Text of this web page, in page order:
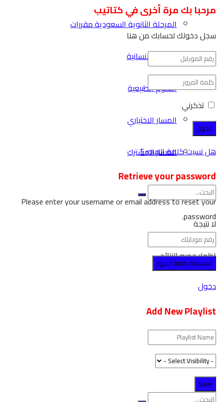
المرحلة الثانوية السعودية مقررات
العلوم الانسانية
العلوم الطبيعية
المسار الاختياري
المسار المشترك
لا نتيجة
اظهار جميع النتائج
مرحبا بك مرة أخرى في كتاتيب
سجل دخولك لحسابك من هنا
تذكرني
هل نسيت كلمة المرور ؟
Retrieve your password
Please enter your username or email address to reset your
password.
دخول
Add New Playlist